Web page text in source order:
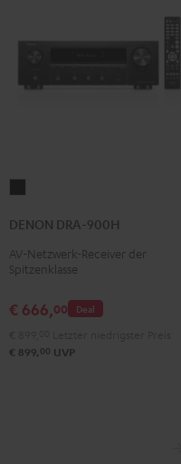
900H
Schwarz
DENON DRA-900H
AV-Netzwerk-Receiver der
Spitzenklasse
Deal
€ 666,00
€ 899, 00 UVP